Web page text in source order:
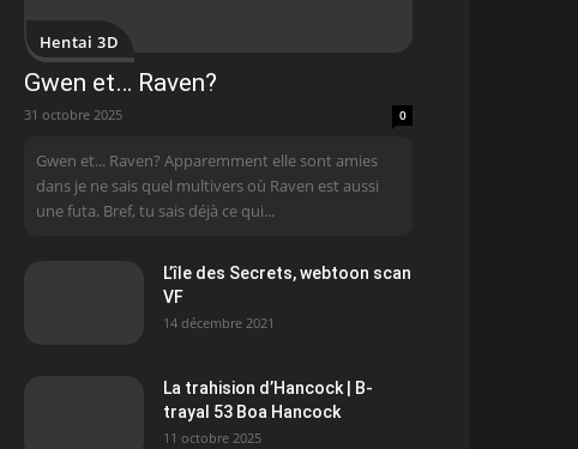
Hentai 3D
Gwen et… Raven?
31 octobre 2025 0
Gwen et... Raven? Apparemment elle sont amies
dans je ne sais quel multivers où Raven est aussi
une futa. Bref, tu sais déjà ce qui...
L’île des Secrets, webtoon scan
VF
14 décembre 2021
La trahision d’Hancock | B-
trayal 53 Boa Hancock
11 octobre 2025